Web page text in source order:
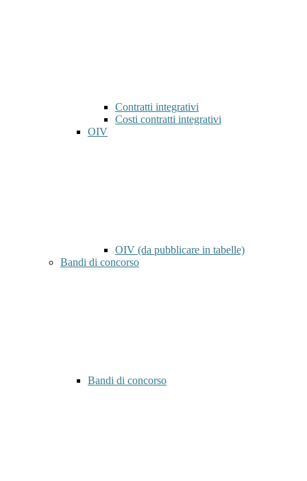
Contratti integrativi
Costi contratti integrativi
OIV
OIV (da pubblicare in tabelle)
Bandi di concorso
Bandi di concorso